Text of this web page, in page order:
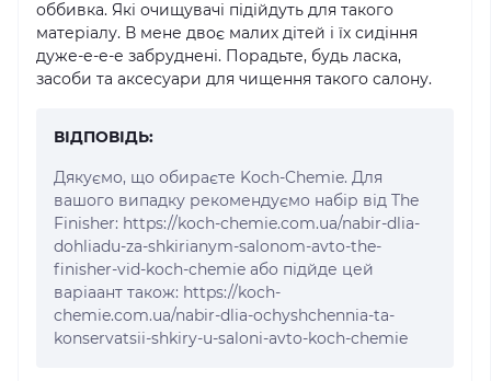
оббивка. Які очищувачі підійдуть для такого
матеріалу. В мене двоє малих дітей і їх сидіння
дуже-е-е-е забруднені. Порадьте, будь ласка,
засоби та аксесуари для чищення такого салону.
ВІДПОВІДЬ:
Дякуємо, що обираєте Koch-Chemie. Для
вашого випадку рекомендуємо набір від The
Finisher: https://koch-chemie.com.ua/nabir-dlia-
dohliadu-za-shkirianym-salonom-avto-the-
finisher-vid-koch-chemie або підйде цей
варіаант також: https://koch-
chemie.com.ua/nabir-dlia-ochyshchennia-ta-
konservatsii-shkiry-u-saloni-avto-koch-chemie